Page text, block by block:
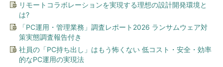
リモートコラボレーションを実現する理想の設計開発環境と
は?
「PC運用・管理業務」調査レポート2026 ランサムウェア対
策実態調査報告付き
社員の「PC持ち出し」はもう怖くない 低コスト・安全・効率
的なPC運用の実現法